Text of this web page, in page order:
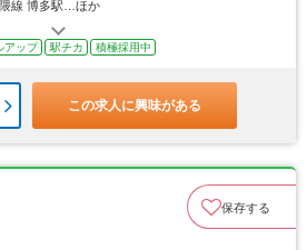
線 博多駅…ほか
アップ 駅チカ 積極採用中
この求人に興味がある
保存する